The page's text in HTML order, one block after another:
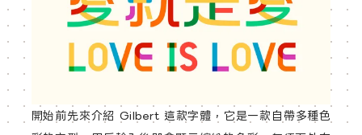
開始前先來介紹 Gilbert 這款字體，它是一款自帶多種色